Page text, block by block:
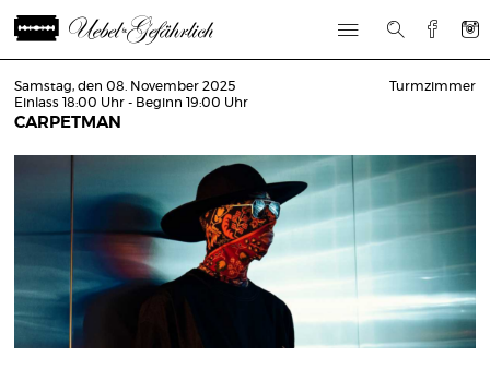
Samstag, den 08. November 2025
Einlass 18:00 Uhr - Beginn 19:00 Uhr
CARPETMAN
Turmzimmer